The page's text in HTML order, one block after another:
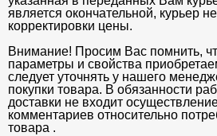
является окончательной, курьер
корректировки цены.
Внимание! Просим Вас помнить,
параметры и свойства
следует уточнять у нашего
покупки товара. В обязанности
доставки не входит
комментариев относительно
товара .